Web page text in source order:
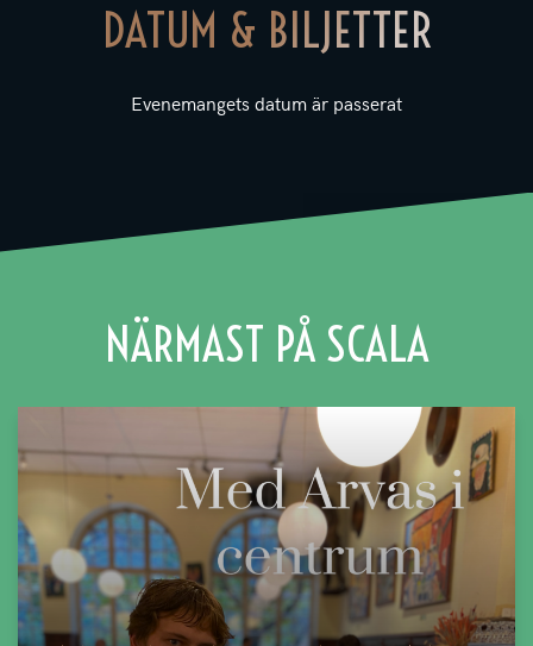
DATUM & BILJETTER
Evenemangets datum är passerat
NÄRMAST PÅ SCALA